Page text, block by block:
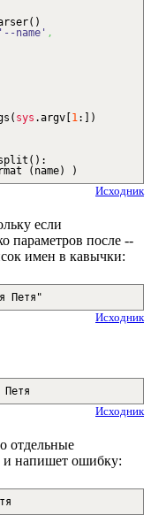
( )
'--name' ,
( sys .argv 1:
)
( ) :
( name) )
Исходник
если
параметров после --
имен в кавычки:
Петя"
Исходник
Исходник
отдельные
и напишет ошибку: